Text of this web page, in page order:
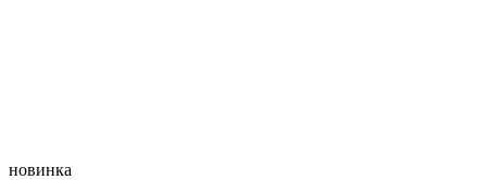
новинка